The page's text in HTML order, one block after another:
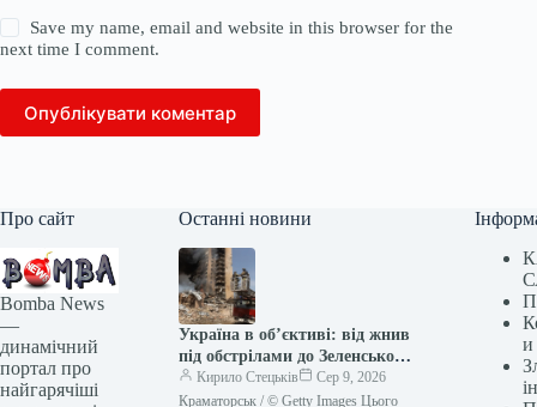
Save my name, email and website in this browser for the
next time I comment.
Опублікувати коментар
Про сайт
Bomba News
—
динамічний
портал про
найгарячіші
Останні новини
Україна в об’єктиві: від жнив
під обстрілами до Зеленського
в Сербії (2-9 серпня)
Кирило Стецьків
Сер 9, 2026
Краматорськ / © Getty Images Цього
и